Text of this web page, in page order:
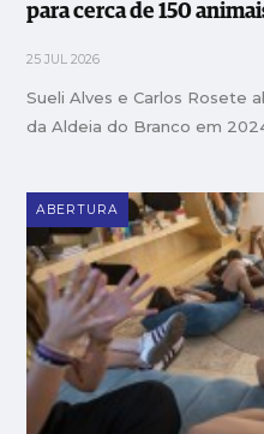
para cerca de 150
25 JUL 2026
Sueli Alves e Carlos Rosete
da Aldeia do Branco em
ABERTURA